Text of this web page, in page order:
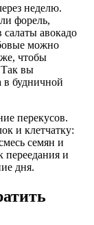
неделю.
форель,
салаты авокадо
можно
чтобы
Так вы
в будничной
перекусов.
и клетчатку:
семян и
переедания и
дня.